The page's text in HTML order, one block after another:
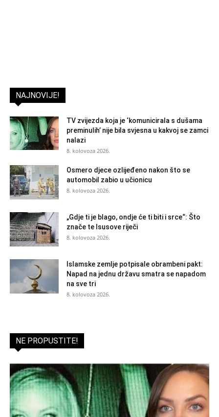
NAJNOVIJE!
TV zvijezda koja je ‘komunicirala s dušama
preminulih’ nije bila svjesna u kakvoj se zamci
nalazi
8. kolovoza 2026.
Osmero djece ozlijeđeno nakon što se
automobil zabio u učionicu
8. kolovoza 2026.
„Gdje ti je blago, ondje će ti biti i srce“: Što
znače te Isusove riječi
8. kolovoza 2026.
Islamske zemlje potpisale obrambeni pakt:
Napad na jednu državu smatra se napadom
na sve tri
8. kolovoza 2026.
NE PROPUSTITE!